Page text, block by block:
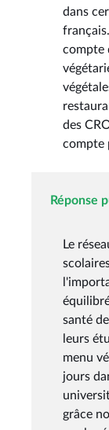
dans
compte
des
compte
Réponse
Le
santé
leurs
menu
jours
grâce